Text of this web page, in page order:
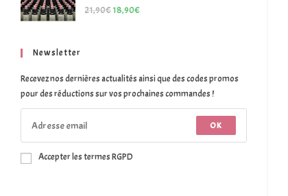
Note 5.00
21,90€18,90€
Newsletter
Recevez nos dernières actualités ainsi que des codes promos
pour des réductions sur vos prochaines commandes !
OK
Accepter les termes RGPD